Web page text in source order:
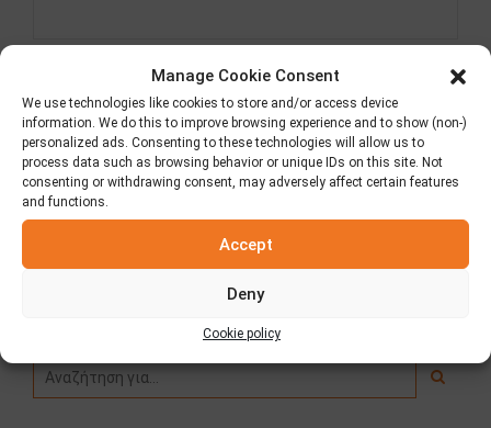
Manage Cookie Consent
We use technologies like cookies to store and/or access device
information. We do this to improve browsing experience and to show (non-)
personalized ads. Consenting to these technologies will allow us to
process data such as browsing behavior or unique IDs on this site. Not
consenting or withdrawing consent, may adversely affect certain features
and functions.
Accept
Deny
Cookie policy
Δημοσίευση σχολίου
ΠΡΟΗΓΟΥΜΕΝΟ
Δεκαπενταύγουστος…
ΕΠΟΜΕΝΟ